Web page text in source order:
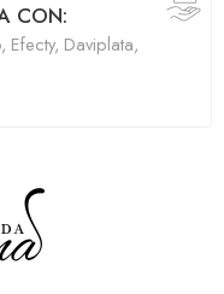
CON:
Efecty, Daviplata,